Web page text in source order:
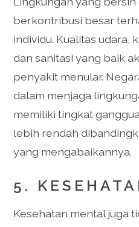
berkontribusi besar
individu. Kualitas udara,
dan sanitasi yang baik
penyakit menular.
dalam menjaga
memiliki tingkat
lebih rendah
yang mengabaikannya.
5.
Kesehatan mental juga